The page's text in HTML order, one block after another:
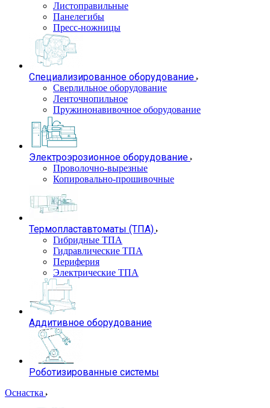
Листоправильные
Панелегибы
Пресс-ножницы
Специализированное оборудование
Сверлильное оборудование
Ленточнопильное
Пружинонавивочное оборудование
Электроэрозионное оборудование
Проволочно-вырезные
Копировально-прошивочные
Термопластавтоматы (ТПА)
Гибридные ТПА
Гидравлические ТПА
Периферия
Электрические ТПА
Аддитивное оборудование
Роботизированные системы
Оснастка